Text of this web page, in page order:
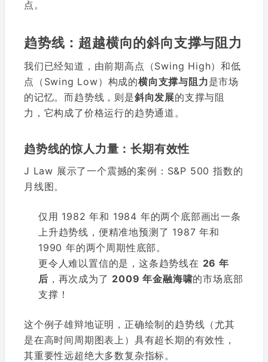
点。
趋势线：超越横向的斜向支撑与阻力
我们已经知道，由前期高点（Swing High）和低
点（Swing Low）构成的横向支撑与阻力是市场
的记忆。而趋势线，则是斜向发展的支撑与阻
力，它构成了价格运行的趋势通道。
趋势线的惊人力量：长期有效性
J Law 展示了一个震撼的案例：S&P 500 指数的
月线图。
仅用 1982 年和 1984 年的两个底部画出一条
上升趋势线，便精准地预测了 1987 年和
1990 年的两个周期性底部。
更令人难以置信的是，这条趋势线在 26 年
后 ，再次成为了 2009 年金融海啸的市场底部
支撑！
这个例子雄辩地证明，正确绘制的趋势线（尤其
是在高时间周期图表上）具有超长期的有效性，
其重要性远超绝大多数复杂指标。